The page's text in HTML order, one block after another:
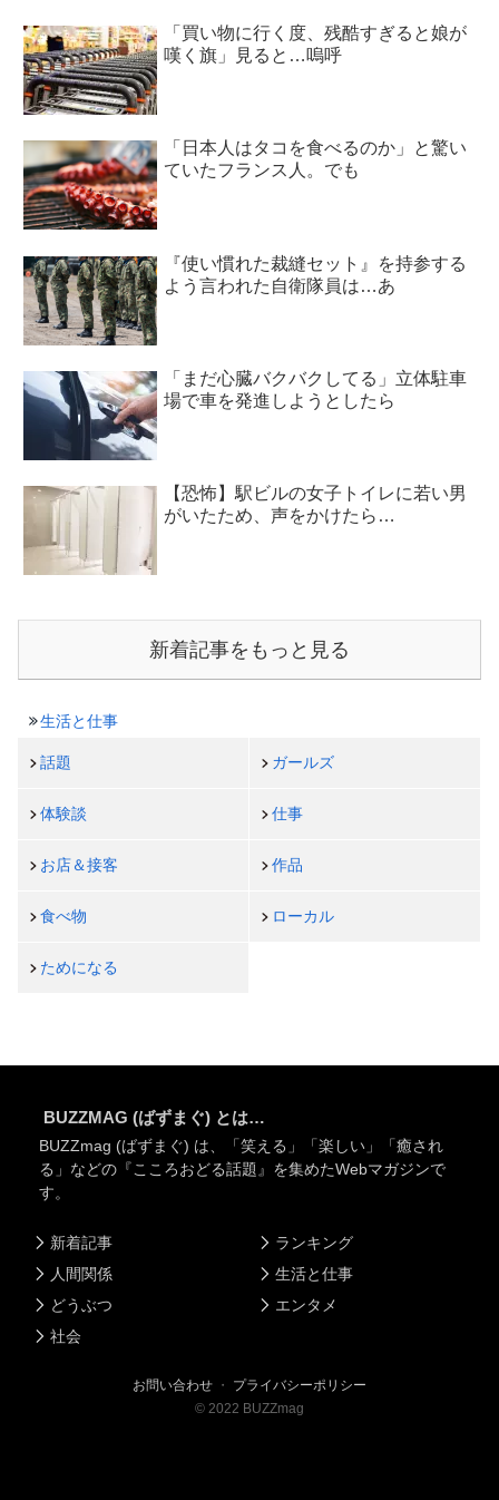
「買い物に行く度、残酷すぎると娘が
嘆く旗」見ると…嗚呼
「日本人はタコを食べるのか」と驚い
ていたフランス人。でも
『使い慣れた裁縫セット』を持参する
よう言われた自衛隊員は…あ
「まだ心臓バクバクしてる」立体駐車
場で車を発進しようとしたら
【恐怖】駅ビルの女子トイレに若い男
がいたため、声をかけたら…
新着記事をもっと見る
生活と仕事
話題 ガールズ
体験談 仕事
お店＆接客 作品
食べ物 ローカル
ためになる
BUZZMAG (ばずまぐ) とは…
BUZZmag (ばずまぐ) は、「笑える」「楽しい」「癒され
る」などの『こころおどる話題』を集めたWebマガジンで
す。
新着記事
人間関係
どうぶつ
社会
ランキング
生活と仕事
エンタメ
お問い合わせ ・ プライバシーポリシー
© 2022 BUZZmag